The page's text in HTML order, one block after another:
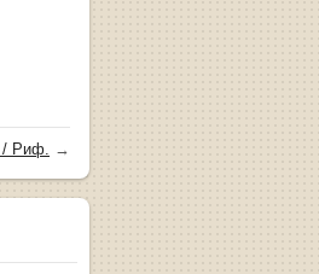
/ Риф. →